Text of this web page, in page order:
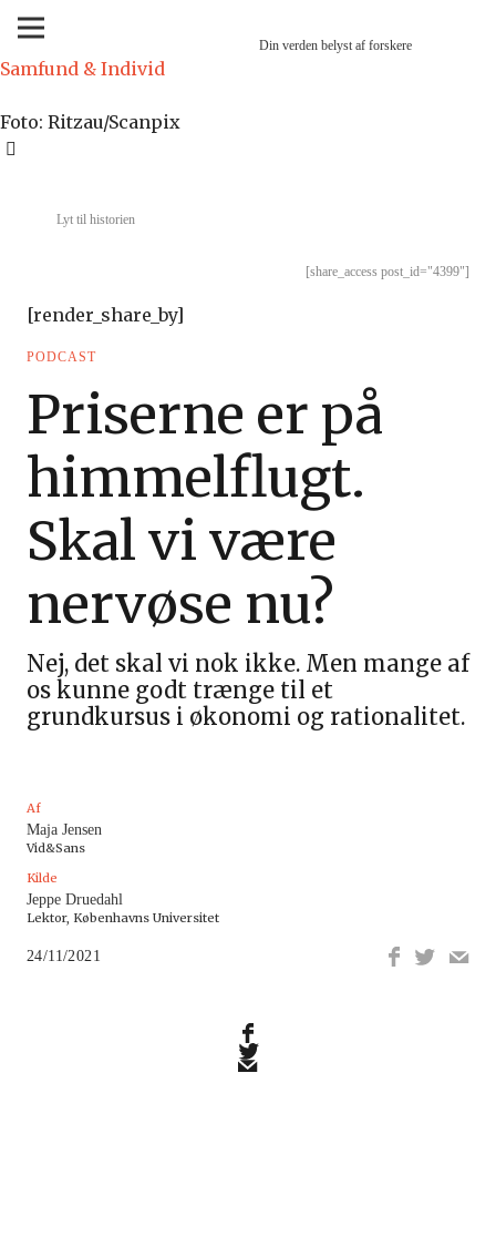
Din verden belyst af forskere
Samfund & Individ
Foto: Ritzau/Scanpix
Lyt til historien
[share_access post_id="4399"]
[render_share_by]
PODCAST
Priserne er på
himmelflugt.
Skal vi være
nervøse nu?
Nej, det skal vi nok ikke. Men mange af
os kunne godt trænge til et
grundkursus i økonomi og rationalitet.
Af
Maja Jensen
Vid&Sans
Kilde
Jeppe Druedahl
Lektor, Københavns Universitet
24/11/2021